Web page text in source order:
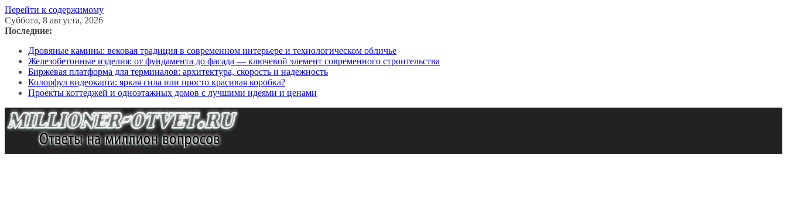
Перейти к содержимому
Суббота, 8 августа, 2026
Последние:
Дровяные камины: вековая традиция в современном интерьере и технологическом обличье
Железобетонные изделия: от фундамента до фасада — ключевой элемент современного строительства
Биржевая платформа для терминалов: архитектура, скорость и надежность
Колорфул видеокарта: яркая сила или просто красивая коробка?
Проекты коттеджей и одноэтажных домов с лучшими идеями и ценами